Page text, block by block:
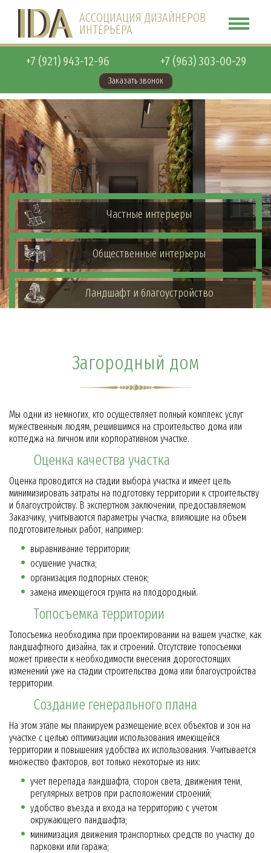
АССОЦИАЦИЯ ДИЗАЙНЕРОВ
ИНТЕРЬЕРА
+7 (921) 943-12-96
Заказать звонок
+7 (963) 303-00-29
Частные интерьеры
Общественные интерьеры
Ландшафт и благоустройство
Загородный дом
Мы одни из немногих, кто осуществляет полный комплекс услуг
мужественным людям, решившимся на строительство дома или
коттеджа на личном или корпоративном участке.
Оценка качества участка
Оценка проводится на стадии выбора участка и имеет цель
минимизировать затраты на подготовку территории к строительству
и благоустройству. В экспертном заключении, предоставляемом
Заказчику, учитываются параметры участка, влияющие на объем
подготовительных работ, например:
выравнивание территории;
осушение участка;
организация подпорных стенок;
замена имеющегося грунта на плодородный.
Топосъемка территории
Топосъемка необходима при проектировании на вашем участке, как
ландшафтного дизайна, так и строений. Отсутствие топосъемки
может привести к необходимости внесения дорогостоящих
изменений уже на стадии строительства дома или благоустройства
территории.
Создание генерального плана
На этом этапе мы планируем размещение всех объектов и зон на
участке с целью оптимизации использования имеющейся
территории и повышения удобства их использования. Учитывается
множество факторов, вот только некоторые из них:
учет перепада ландшафта, сторон света, движения тени,
регулярных ветров при расположении строений;
удобство въезда и входа на территорию с учетом
окружающего ландшафта;
минимизация движения транспортных средств по участку до
парковки или гаража;